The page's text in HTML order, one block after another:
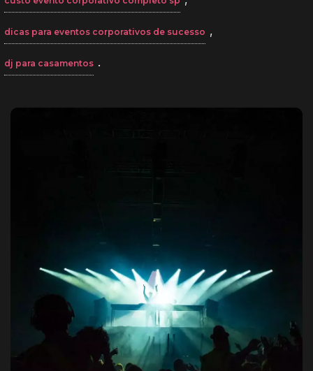
dicas para eventos corporativos de sucesso ,
dj para casamentos .